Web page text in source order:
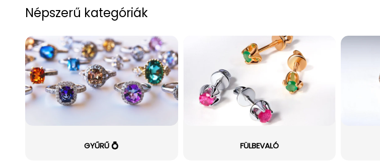
Népszerű kategóriák
GYŰRŰ 💍 FÜLBEVALÓ